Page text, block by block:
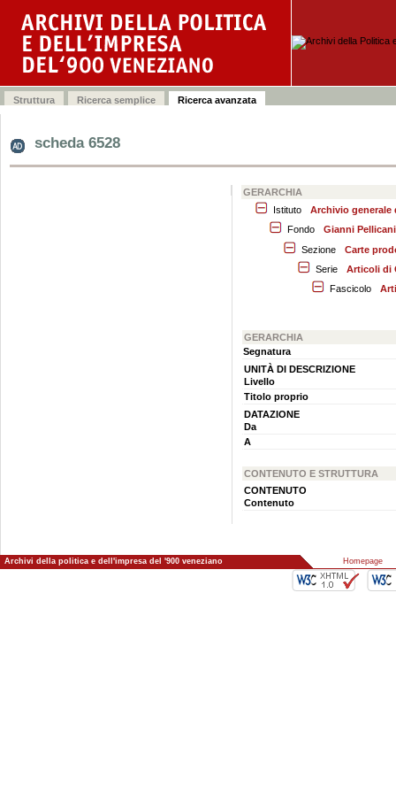
scheda 6528
GERARCHIA
Istituto
Archivio generale
Fondo
Gianni Pellicani
Sezione
Carte
Serie
Articoli di
Fascicolo
GERARCHIA
Segnatura
UNITÀ DI DESCRIZIONE
Livello
Titolo proprio
DATAZIONE
Da
A
CONTENUTO E STRUTTURA
CONTENUTO
Contenuto
Archivi della politica e dell'impresa del '900 veneziano Homepage